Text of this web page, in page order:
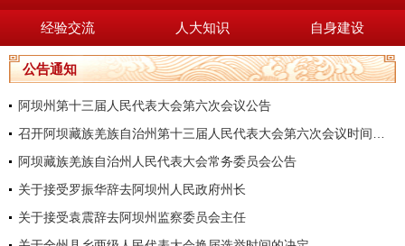
经验交流 人大知识 自身建设
公告通知
阿坝州第十三届人民代表大会第六次会议公告
阿坝藏族羌族自治州人民代表大会常务委员会公告
关于接受罗振华辞去阿坝州人民政府州长
关于接受袁震辞去阿坝州监察委员会主任